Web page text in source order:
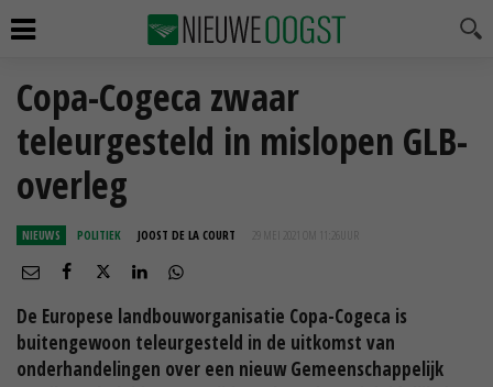
Copa-Cogeca zwaar
teleurgesteld in mislopen GLB-
overleg
NIEUWS POLITIEK JOOST DE LA COURT 29 MEI 2021 OM 11:26
De Europese landbouworganisatie Copa-Cogeca is
buitengewoon teleurgesteld in de uitkomst van
onderhandelingen over een nieuw Gemeenschappelijk